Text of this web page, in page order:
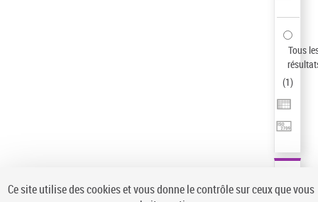
Tous
(1)
Ce site utilise des cookies et vous donne le contrôle sur ceux que vous